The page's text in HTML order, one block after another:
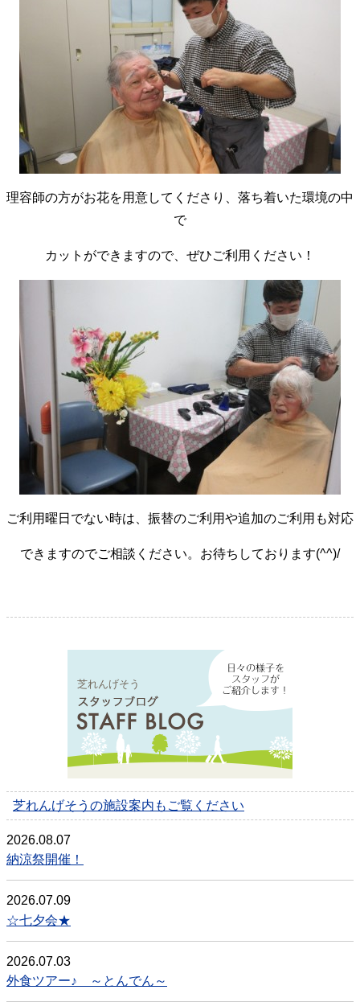
理容師の方がお花を用意してくださり、落ち着いた環境の中
で
カットができますので、ぜひご利用ください！
ご利用曜日でない時は、振替のご利用や追加のご利用も対応
できますのでご相談ください。お待ちしております(^^)/
芝れんげそう
芝れんげそうの施設案内もご覧ください
2026.08.07
納涼祭開催！
2026.07.09
☆七夕会★
2026.07.03
外食ツアー♪ ～とんでん～